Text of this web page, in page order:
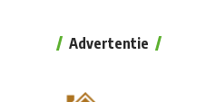
Advertentie